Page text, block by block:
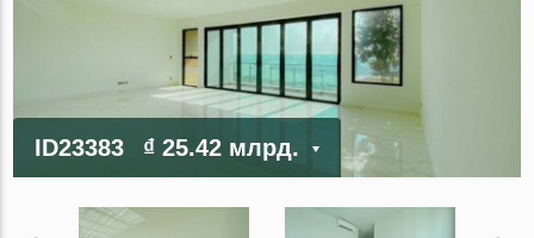
ID23383 ₫ 25.42 млрд.